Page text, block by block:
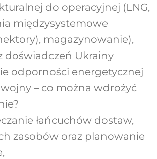
do operacyjnej (LNG,
międzysystemowe
magazynowanie),
doświadczeń Ukrainy
odporności energetycznej
– co można wdrożyć
łańcuchów dostaw,
zasobów oraz planowanie